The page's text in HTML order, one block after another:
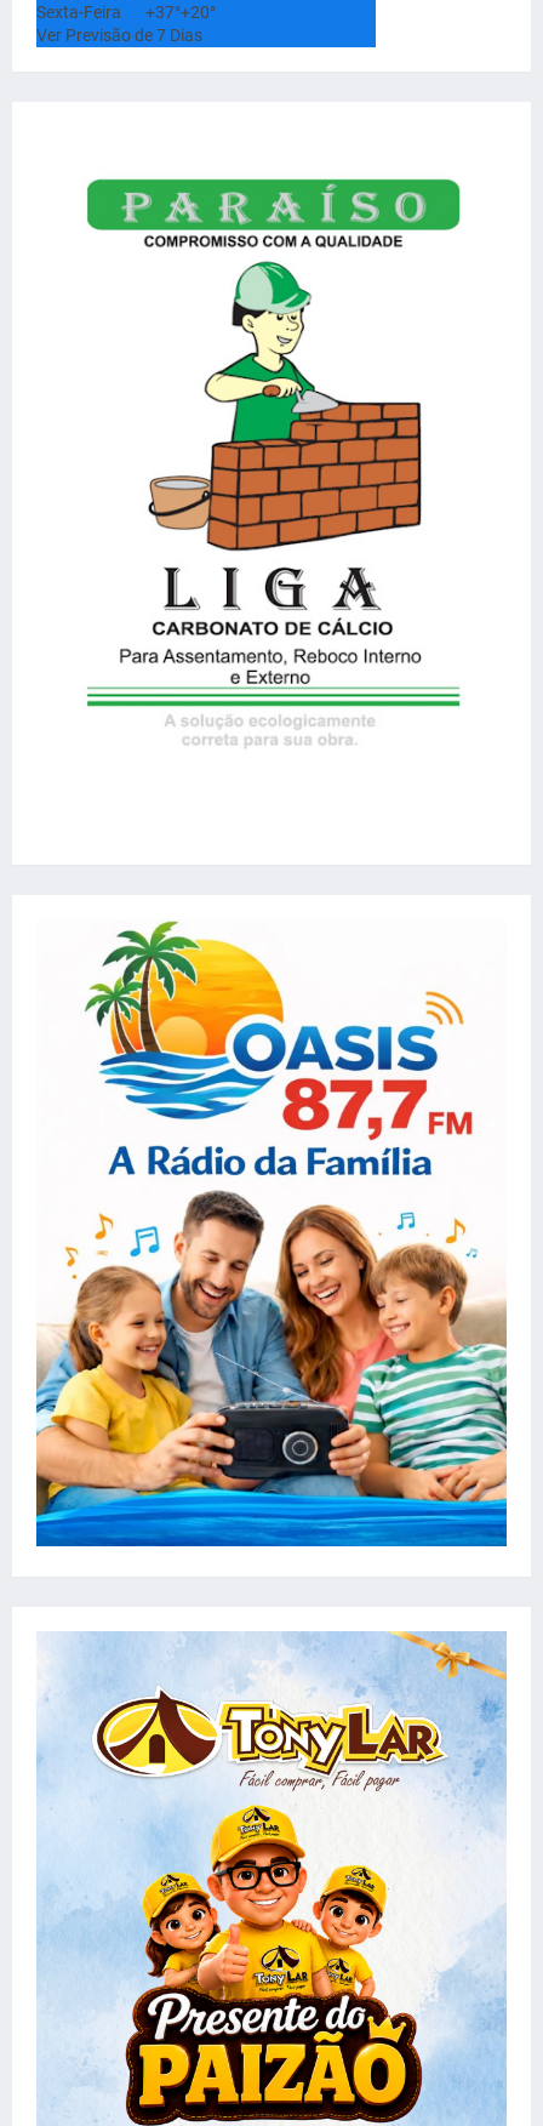
Sexta-Feira
+37°+20°
Ver Previsão de 7 Dias